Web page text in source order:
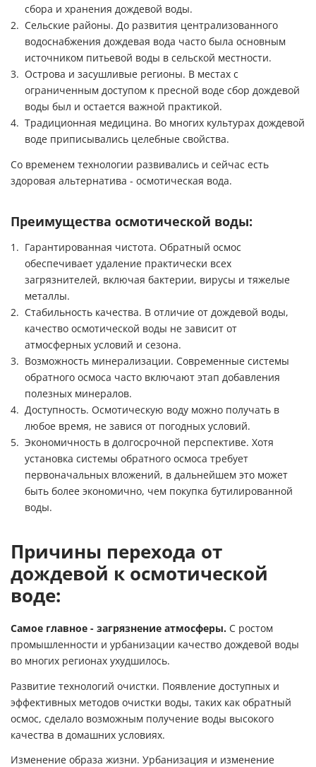
сбора и хранения дождевой воды.
Сельские районы. До развития централизованного
водоснабжения дождевая вода часто была основным
источником питьевой воды в сельской местности.
Острова и засушливые регионы. В местах с
ограниченным доступом к пресной воде сбор дождевой
воды был и остается важной практикой.
Традиционная медицина. Во многих культурах дождевой
воде приписывались целебные свойства.
Со временем технологии развивались и сейчас есть
здоровая альтернатива - осмотическая вода.
Преимущества осмотической воды:
Гарантированная чистота. Обратный осмос
обеспечивает удаление практически всех
загрязнителей, включая бактерии, вирусы и тяжелые
металлы.
Стабильность качества. В отличие от дождевой воды,
качество осмотической воды не зависит от
атмосферных условий и сезона.
Возможность минерализации. Современные системы
обратного осмоса часто включают этап добавления
полезных минералов.
Доступность. Осмотическую воду можно получать в
любое время, не завися от погодных условий.
Экономичность в долгосрочной перспективе. Хотя
установка системы обратного осмоса требует
первоначальных вложений, в дальнейшем это может
быть более экономично, чем покупка бутилированной
воды.
Причины перехода от
дождевой к осмотической
воде:
Самое главное - загрязнение атмосферы. С ростом
промышленности и урбанизации качество дождевой воды
во многих регионах ухудшилось.
Развитие технологий очистки. Появление доступных и
эффективных методов очистки воды, таких как обратный
осмос, сделало возможным получение воды высокого
качества в домашних условиях.
Изменение образа жизни. Урбанизация и изменение